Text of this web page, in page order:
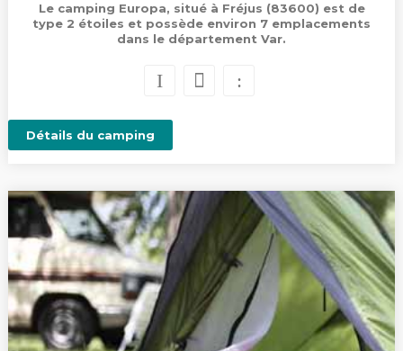
Le camping Europa, situé à Fréjus (83600) est de
type 2 étoiles et possède environ 7 emplacements
dans le département Var.
Détails du camping